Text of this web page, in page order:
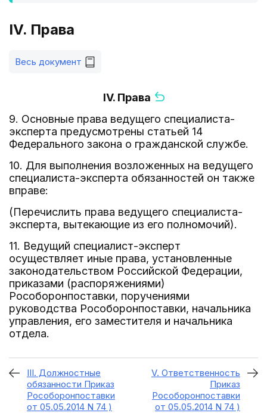
IV. Права
Весь документ
IV. Права
9. Основные права ведущего специалиста-
эксперта предусмотрены статьей 14
Федерального закона о гражданской службе.
10. Для выполнения возложенных на ведущего
специалиста-эксперта обязанностей он также
вправе:
(Перечислить права ведущего специалиста-
эксперта, вытекающие из его полномочий).
11. Ведущий специалист-эксперт
осуществляет иные права, установленные
законодательством Российской Федерации,
приказами (распоряжениями)
Рособоронпоставки, поручениями
руководства Рособоронпоставки, начальника
управления, его заместителя и начальника
отдела.
III. Должностные
обязанности Приказ
Рособоронпоставки
от 05.05.2014 N 74 )
V. Ответственность
Приказ
Рособоронпоставки
от 05.05.2014 N 74 )